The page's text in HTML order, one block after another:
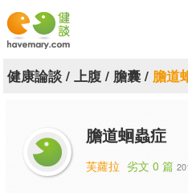
漫漫健康
關於健談
聯絡我們
健康論談/ 上腹/ 膽囊/ 膽道
膽道蛔蟲症
芙蘿拉 劣文 0 篇